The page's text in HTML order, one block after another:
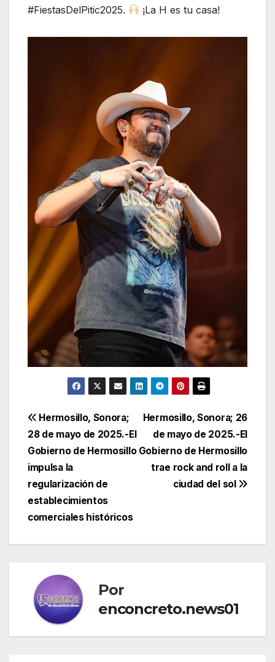
#FiestasDelPitic2025.
¡La H es tu casa!
Navegación
de
entradas
Hermosillo, Sonora; 26
de mayo de 2025.-El
Gobierno de Hermosillo
trae rock and roll a la
ciudad del sol
Hermosillo, Sonora;
28 de mayo de 2025.-El
Gobierno de Hermosillo
impulsa la
regularización de
establecimientos
comerciales históricos
Por
enconcreto.news01